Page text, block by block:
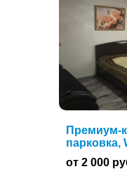
Премиум-
парковка,
от 2 000